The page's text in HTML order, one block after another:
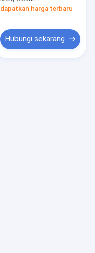
dapatkan harga terbaru
Hubungi sekarang